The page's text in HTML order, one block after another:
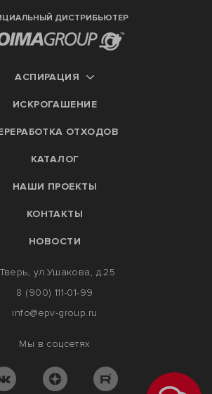
ДИСТРИБЬЮТЕР
ул.Ушакова, д.25
8 (900) 111-01-99
info@epv-group.ru
АСПИРАЦИЯ
ИСКРОГАШЕНИЕ
ОТХОДОВ
КАТАЛОГ
НАШИ ПРОЕКТЫ
КОНТАКТЫ
НОВОСТИ
Мы в соцсетях